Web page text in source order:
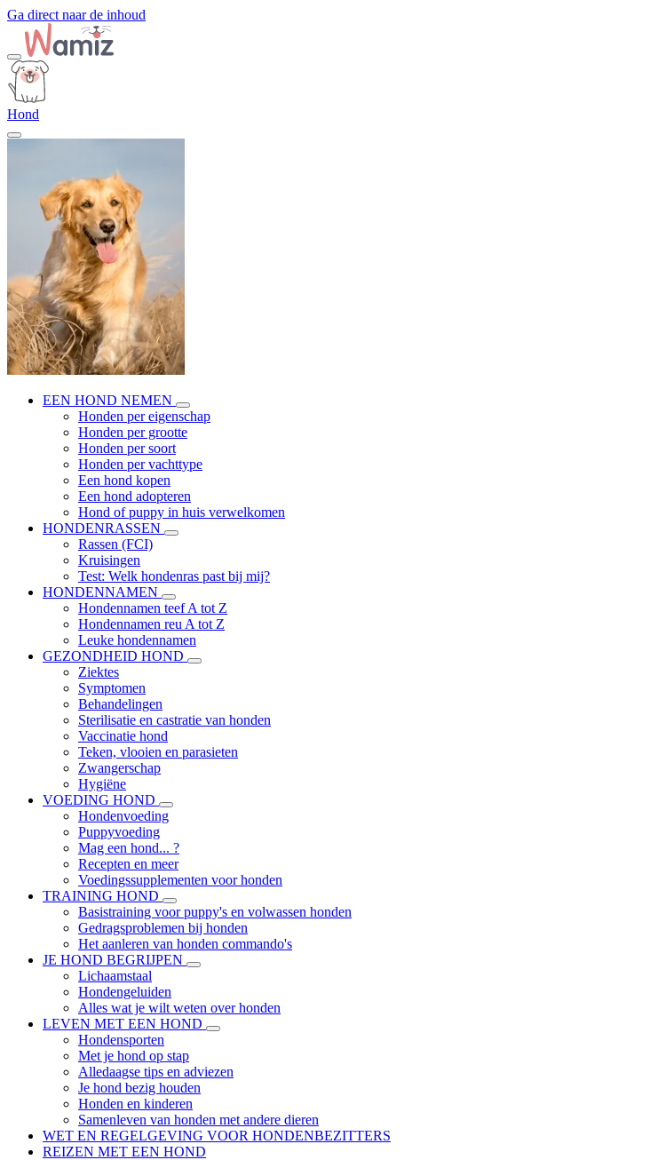
Ga direct naar de inhoud
Hond
EEN HOND NEMEN
Honden per eigenschap
Honden per grootte
Honden per soort
Honden per vachttype
Een hond kopen
Een hond adopteren
Hond of puppy in huis verwelkomen
HONDENRASSEN
Rassen (FCI)
Kruisingen
Test: Welk hondenras past bij mij?
HONDENNAMEN
Hondennamen teef A tot Z
Hondennamen reu A tot Z
Leuke hondennamen
GEZONDHEID HOND
Ziektes
Symptomen
Behandelingen
Sterilisatie en castratie van honden
Vaccinatie hond
Teken, vlooien en parasieten
Zwangerschap
Hygiëne
VOEDING HOND
Hondenvoeding
Puppyvoeding
Mag een hond... ?
Recepten en meer
Voedingssupplementen voor honden
TRAINING HOND
Basistraining voor puppy's en volwassen honden
Gedragsproblemen bij honden
Het aanleren van honden commando's
JE HOND BEGRIJPEN
Lichaamstaal
Hondengeluiden
Alles wat je wilt weten over honden
LEVEN MET EEN HOND
Hondensporten
Met je hond op stap
Alledaagse tips en adviezen
Je hond bezig houden
Honden en kinderen
Samenleven van honden met andere dieren
WET EN REGELGEVING VOOR HONDENBEZITTERS
REIZEN MET EEN HOND